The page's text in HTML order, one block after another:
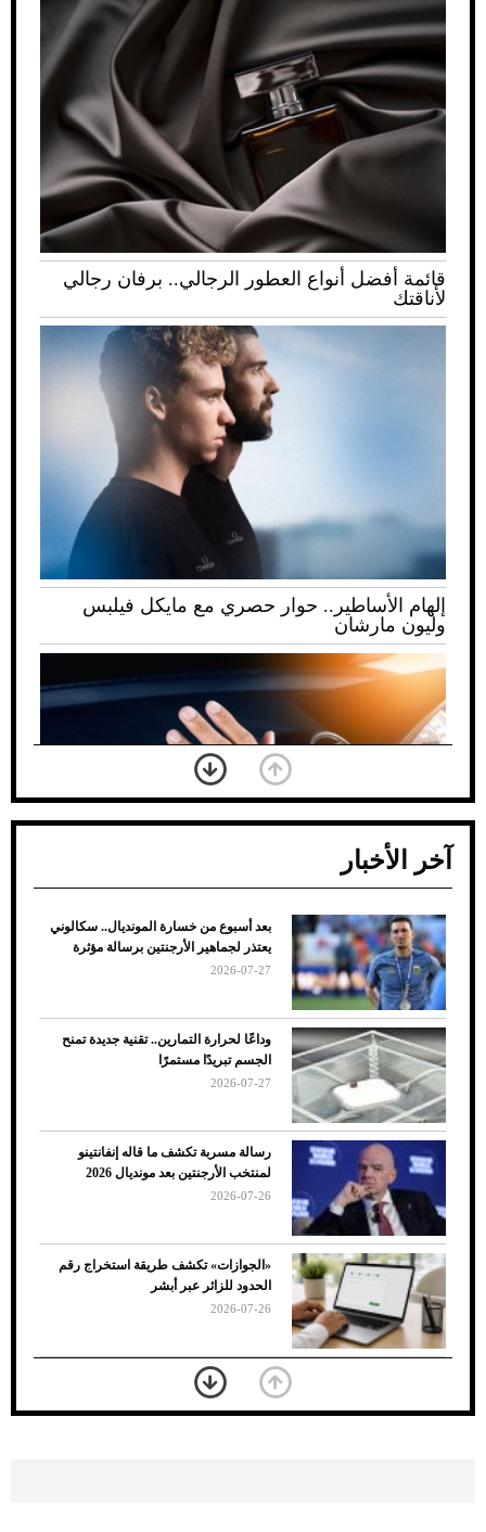
قائمة أفضل أنواع العطور الرجالي.. برفان رجالي
لأناقتك
إلهام الأساطير.. حوار حصري مع مايكل فيلبس
وليون مارشان
ضعف تبريد مكيف السيارة عند الوقوف.. أشهر
الأسباب والحلول
7 نصائح لاختيار لون البنطلون المناسب للقميص
الأسود
آخر الأخبار
بعد أسبوع من خسارة المونديال.. سكالوني
يعتذر لجماهير الأرجنتين برسالة مؤثرة
2026-07-27
وداعًا لحرارة التمارين.. تقنية جديدة تمنح
الجسم تبريدًا مستمرًا
2026-07-27
رسالة مسربة تكشف ما قاله إنفانتينو
لمنتخب الأرجنتين بعد مونديال 2026
2026-07-26
«الجوازات» تكشف طريقة استخراج رقم
الحدود للزائر عبر أبشر
2026-07-26
بعد 7 أشهر من تعرضه لحادث مروع.. جوشوا
يفوز على برينغا بـ"الضربة القاضية" (فيديو)